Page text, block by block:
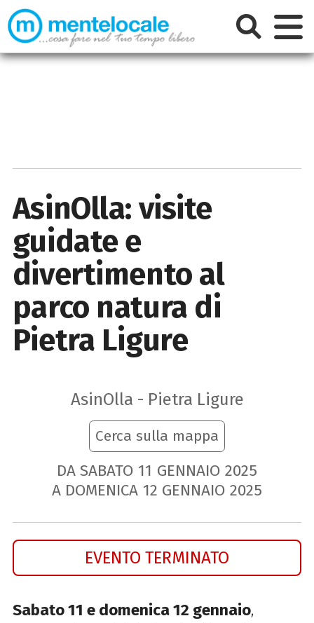
AsinOlla: visite
guidate e
divertimento al
parco natura di
Pietra Ligure
AsinOlla - Pietra Ligure
Cerca sulla mappa
DA SABATO 11 GENNAIO 2025
A DOMENICA 12 GENNAIO 2025
EVENTO TERMINATO
Sabato 11 e domenica 12 gennaio,